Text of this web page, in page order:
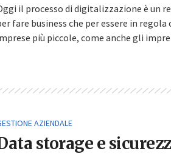
il processo di digitalizzazione è un
fare business che per essere in
più piccole, come anche gli
AZIENDALE
storage e